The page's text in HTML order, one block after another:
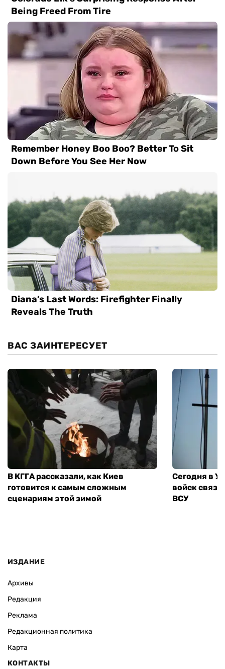
ВАС ЗАИНТЕРЕСУЕТ
В КГГА рассказали, как Киев
готовится к самым сложным
сценариям этой зимой
Сегодня в
войск
ВСУ
ИЗДАНИЕ
Архивы
Редакция
Реклама
Редакционная политика
Карта
КОНТАКТЫ